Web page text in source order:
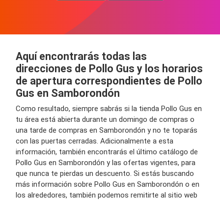
Aquí encontrarás todas las
direcciones de Pollo Gus y los horarios
de apertura correspondientes de Pollo
Gus en Samborondón
Como resultado, siempre sabrás si la tienda Pollo Gus en
tu área está abierta durante un domingo de compras o
una tarde de compras en Samborondón y no te toparás
con las puertas cerradas. Adicionalmente a esta
información, también encontrarás el último catálogo de
Pollo Gus en Samborondón y las ofertas vigentes, para
que nunca te pierdas un descuento. Si estás buscando
más información sobre Pollo Gus en Samborondón o en
los alrededores, también podemos remitirte al sitio web